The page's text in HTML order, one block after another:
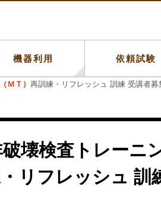
機器利用 依頼試験
ＭＴ） 再訓練・リフレッシュ 訓練 受講者
壊検査トレーニ
リフレッシュ 訓